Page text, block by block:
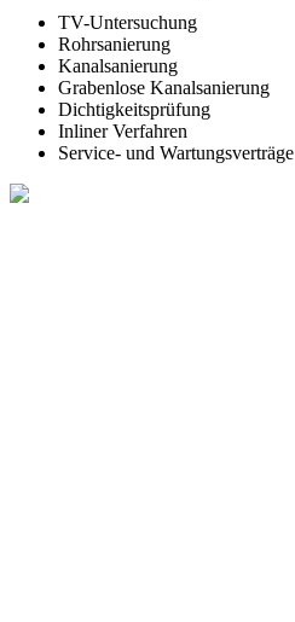
TV-Untersuchung
Rohrsanierung
Kanalsanierung
Grabenlose Kanalsanierung
Dichtigkeitsprüfung
Inliner Verfahren
Service- und Wartungsverträge